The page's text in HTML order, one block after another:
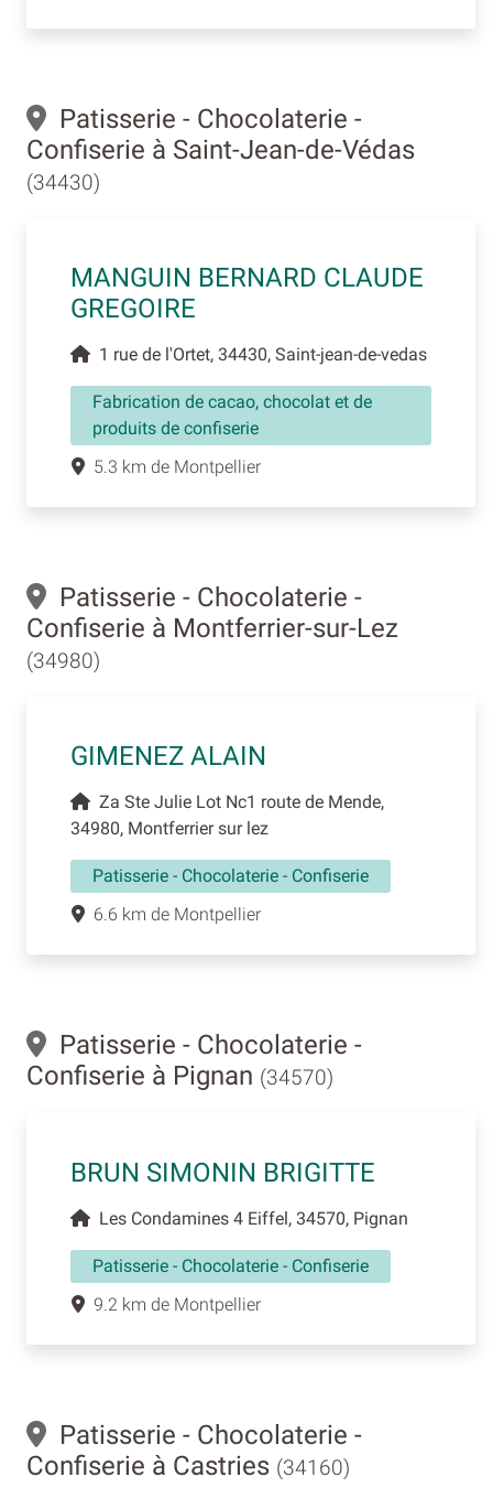
Patisserie - Chocolaterie -
Confiserie à Saint-Jean-de-Védas
(34430)
MANGUIN BERNARD CLAUDE
GREGOIRE
1 rue de l'Ortet, 34430, Saint-jean-de-vedas
Fabrication de cacao, chocolat et de
produits de confiserie
5.3 km de Montpellier
Patisserie - Chocolaterie -
Confiserie à Montferrier-sur-Lez
(34980)
GIMENEZ ALAIN
Za Ste Julie Lot Nc1 route de Mende,
34980, Montferrier sur lez
Patisserie - Chocolaterie - Confiserie
6.6 km de Montpellier
Patisserie - Chocolaterie -
Confiserie à Pignan (34570)
BRUN SIMONIN BRIGITTE
Les Condamines 4 Eiffel, 34570, Pignan
Patisserie - Chocolaterie - Confiserie
9.2 km de Montpellier
Patisserie - Chocolaterie -
Confiserie à Castries (34160)